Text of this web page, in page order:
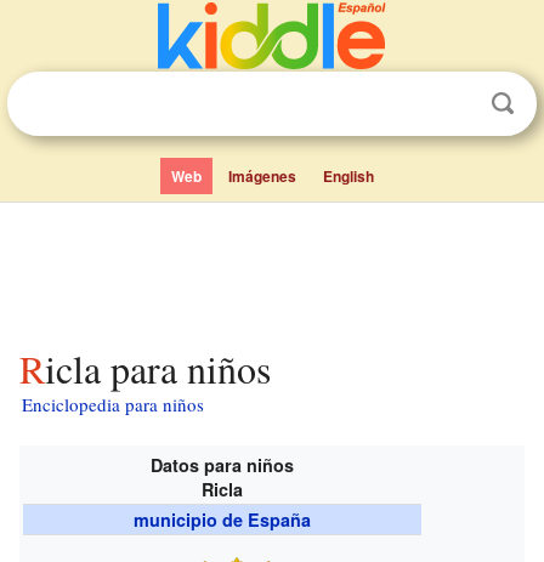
Web Imágenes English
Ricla para niños
Enciclopedia para niños
Datos para niños
Ricla
municipio de España